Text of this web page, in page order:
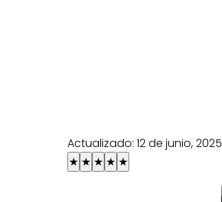
Actualizado: 12 de junio, 2025
★ ★ ★ ★ ★